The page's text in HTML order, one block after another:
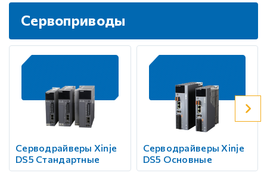
Сервоприводы
Серводрайверы Xinje
DS5 Стандартные
Серводрайверы Xinje
DS5 Основные